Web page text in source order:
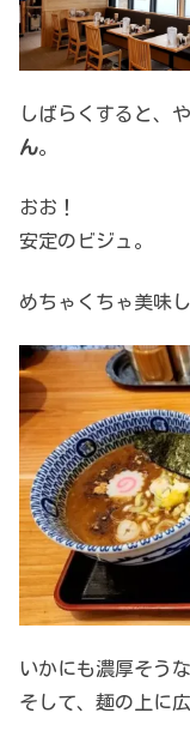
しばらくすると、
ん。
おお！
安定のビジュ。
めちゃくちゃ美味し
いかにも濃厚そう
そして、麺の上に